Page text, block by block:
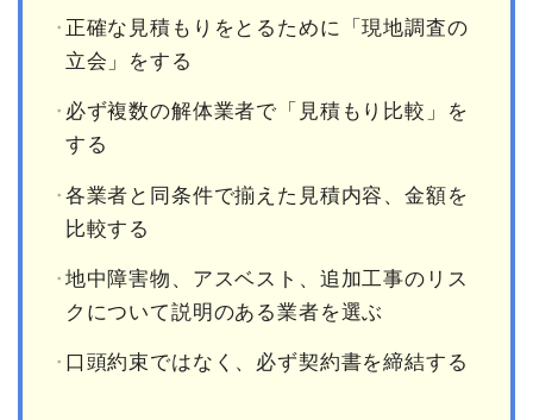
正確な見積もりをとるために「現地調査の
立会」をする
必ず複数の解体業者で「見積もり比較」を
する
各業者と同条件で揃えた見積内容、金額を
比較する
地中障害物、アスベスト、追加工事のリス
クについて説明のある業者を選ぶ
口頭約束ではなく、必ず契約書を締結する